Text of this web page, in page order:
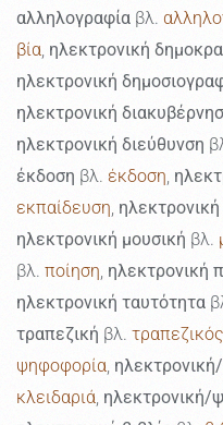
αλληλογραφία βλ.
βία, ηλεκτρονική
ηλεκτρονική
ηλεκτρονική
ηλεκτρονική διεύθυνση
έκδοση βλ. έκδοση,
εκπαίδευση,
ηλεκτρονική μουσική βλ.
βλ. ποίηση, ηλεκτρονική
ηλεκτρονική ταυτότητα
τραπεζική βλ. τραπεζικός
ψηφοφορία,
κλειδαριά, ηλεκτρονική/